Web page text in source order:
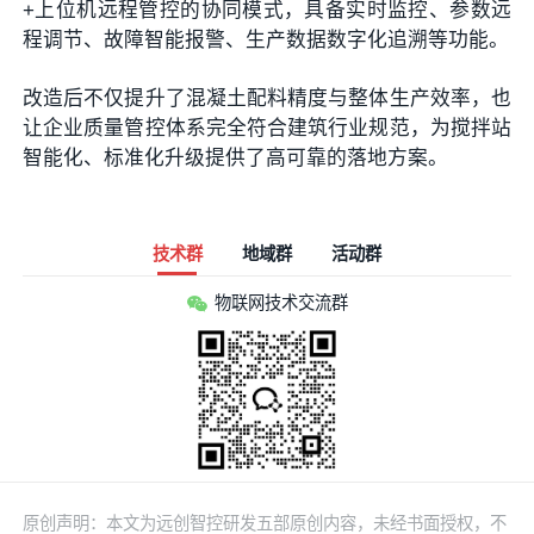
+上位机远程管控的协同模式，具备实时监控、参数远
程调节、故障智能报警、生产数据数字化追溯等功能。
改造后不仅提升了混凝土配料精度与整体生产效率，也
让企业质量管控体系完全符合建筑行业规范，为搅拌站
智能化、标准化升级提供了高可靠的落地方案。
技术群 地域群 活动群
物联网技术交流群
原创声明：本文为远创智控研发五部原创内容，未经书面授权，不